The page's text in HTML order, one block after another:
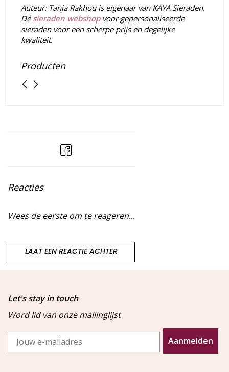
Auteur: Tanja Rakhou is eigenaar van KAYA Sieraden.
Dé sieraden webshopvoor gepersonaliseerde
sieraden voor een scherpe prijs en degelijke
kwaliteit.
Producten
Reacties
Wees de eerste om te reageren...
LAAT EEN REACTIE ACHTER
Let's stay in touch
Word lid van onze mailinglijst
Email
Aanmelden